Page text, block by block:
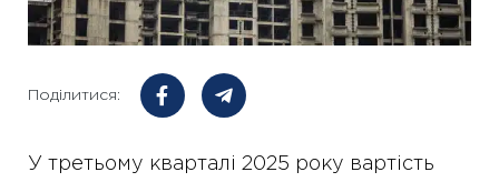
Поділитися:
У третьому кварталі 2025 року вартість